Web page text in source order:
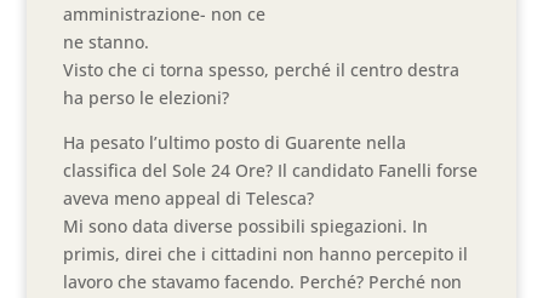
amministrazione- non ce
ne stanno.
Visto che ci torna spesso, perché il centro destra
ha perso le elezioni?
Ha pesato l’ultimo posto di Guarente nella
classifica del Sole 24 Ore? Il candidato Fanelli forse
aveva meno appeal di Telesca?
Mi sono data diverse possibili spiegazioni. In
primis, direi che i cittadini non hanno percepito il
lavoro che stavamo facendo. Perché? Perché non